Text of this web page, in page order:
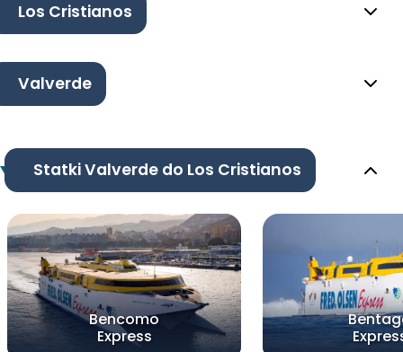
Los Cristianos
Valverde
Statki Valverde do Los Cristianos
Bencomo
Express